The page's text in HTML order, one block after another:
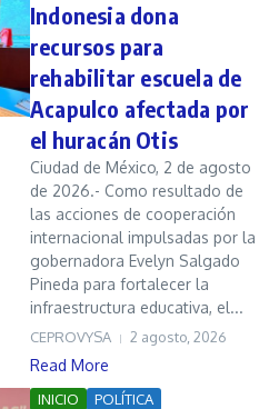
Indonesia dona
recursos para
rehabilitar escuela de
Acapulco afectada por
el huracán Otis
Ciudad de México, 2 de agosto
de 2026.- Como resultado de
las acciones de cooperación
internacional impulsadas por la
gobernadora Evelyn Salgado
Pineda para fortalecer la
infraestructura educativa, el...
CEPROVYSA 2 agosto, 2026
Read More
INICIO POLÍTICA